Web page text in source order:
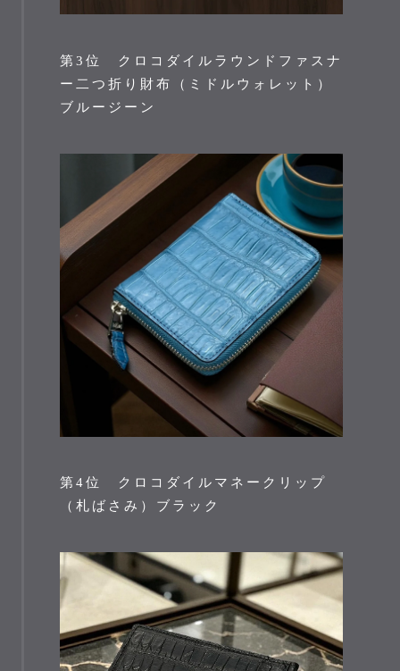
第3位 クロコダイルラウンドファスナ
ー二つ折り財布（ミドルウォレット）
ブルージーン
第4位 クロコダイルマネークリップ
（札ばさみ）ブラック